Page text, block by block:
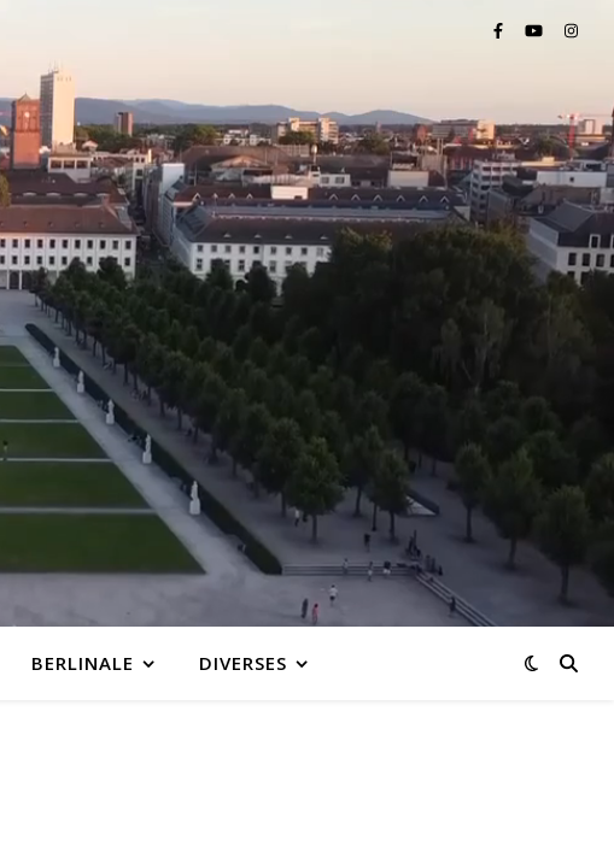
BERLINALE DIVERSES